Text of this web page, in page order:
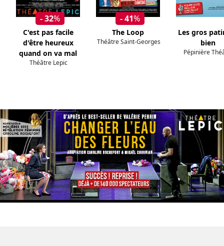
- 32%
C'est pas facile
d'être heureux
quand on va mal
Théâtre Lepic
- 41%
The Loop
Théâtre Saint-Georges
Les gros
bien
Pépinière